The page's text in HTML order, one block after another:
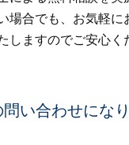
場合でも、お気軽に
しますのでご安心く
い合わせになり